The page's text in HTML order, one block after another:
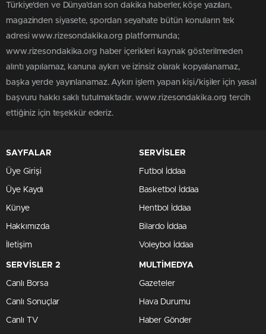
Türkiye'den ve Dünya’dan son dakika haberler, köşe yazıları,
magazinden siyasete, spordan seyahate bütün konuların tek
adresi www.rizesondakika.org platformunda;
www.rizesondakika.org haber içerikleri kaynak gösterilmeden
alıntı yapılamaz, kanuna aykırı ve izinsiz olarak kopyalanamaz,
başka yerde yayınlanamaz. Aykırı işlem yapan kişi/kişiler için yasal
başvuru hakkı saklı tutulmaktadır. www.rizesondakika.org tercih
ettiğiniz için teşekkür ederiz.
SAYFALAR
Üye Girişi
Üye Kaydı
Künye
Hakkımızda
İletişim
SERVİSLER
Futbol İddaa
Basketbol İddaa
Hentbol İddaa
Bilardo İddaa
Voleybol İddaa
SERVİSLER 2
Canlı Borsa
Canlı Sonuçlar
Canlı TV
MULTİMEDYA
Gazeteler
Hava Durumu
Haber Gönder